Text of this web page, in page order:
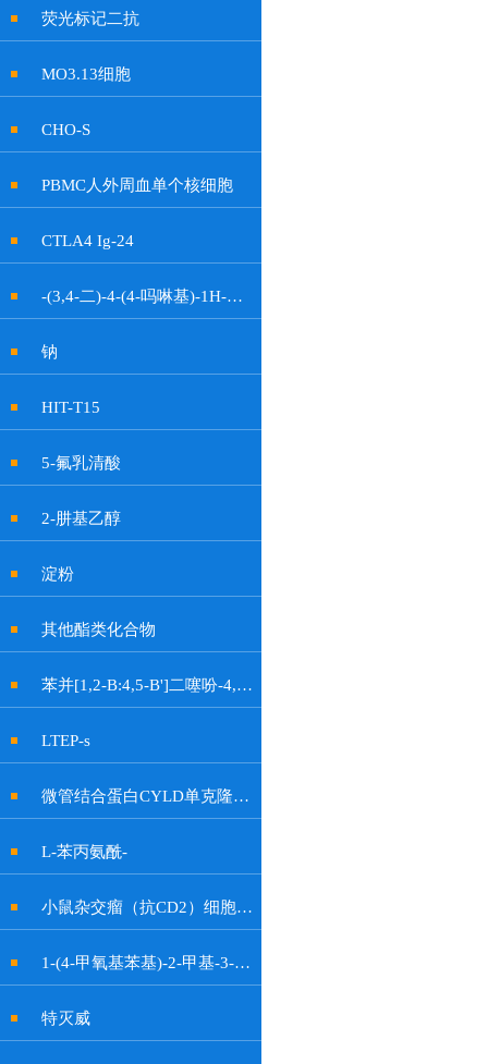
荧光标记二抗
MO3.13细胞
CHO-S
PBMC人外周血单个核细胞
CTLA4 Ig-24
-(3,4-二)-4-(4-吗啉基)-1H-吡咯-2,5-二酮
钠
HIT-T15
5-氟乳清酸
2-肼基乙醇
淀粉
其他酯类化合物
苯并[1,2-B:4,5-B']二噻吩-4,8-二酮
LTEP-s
微管结合蛋白CYLD单克隆抗体
L-苯丙氨酰-
小鼠杂交瘤（抗CD2）细胞OKT11
1-(4-甲氧基苯基)-2-甲基-3-硝基-1H-吲哚-6-醇
特灭威